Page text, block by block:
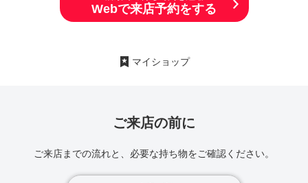
Webで来店予約をする
マイショップ
ご来店の前に
ご来店までの流れと、必要な持ち物をご確認ください。